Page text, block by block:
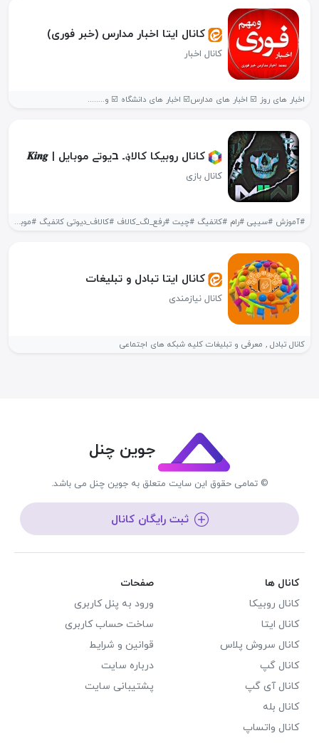
کانال ایتا اخبار مدارس (خبر فوری)
کانال اخبار
اخبار های روز ☑️ اخبار های مدارس☑️ اخبار های دانشگاه ☑️ و........
کانال روبیکا کالا؋ـ בیوتے موبایل | 𝑲𝒊𝒏𝒈
کانال بازی
#آموزش #سیپی #رام #کانفیگ #چیت #رفع_لگ_کالاف #کالاف_دیوتی کانفیگ #موبایل #کالاف #ضد_لگ رفع...
کانال ایتا تبادل و تبلیغات
کانال نیازمندی
کانال تبادل , معرفی و تبلیغات کلیه شبکه های اجتماعی
جوین چنل
© تمامی حقوق این سایت متعلق به جوین چنل می باشد.
ثبت رایگان کانال
کانال ها
کانال روبیکا
کانال ایتا
کانال سروش پلاس
کانال گپ
کانال آی گپ
کانال بله
کانال واتساپ
صفحات
ورود به پنل کاربری
ساخت حساب کاربری
قوانین و شرایط
درباره سایت
پشتیبانی سایت